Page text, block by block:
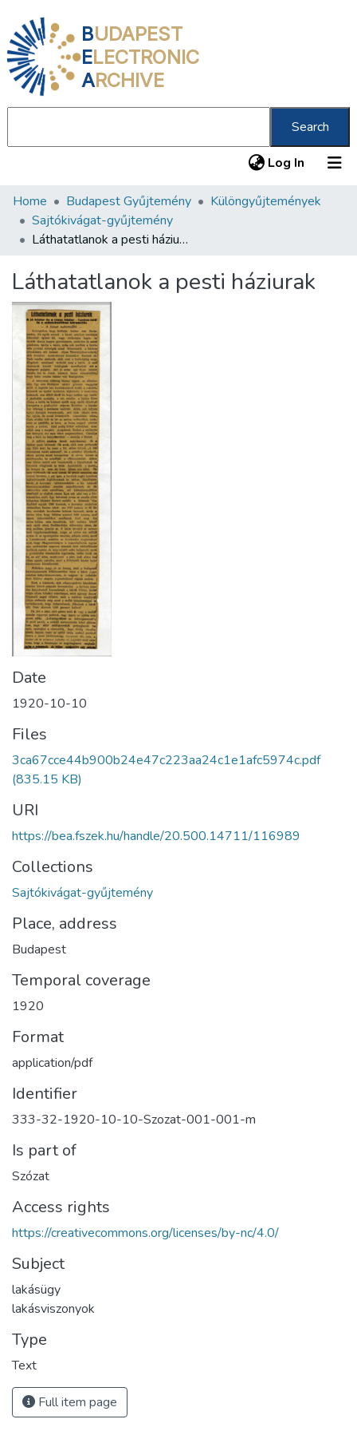
BUDAPEST
ELECTRONIC
ARCHIVE
Search
Log In (current)
Communities & Collections
All of DSpace
About us
Home Budapest Gyűjtemény
Különgyűjtemények
Sajtókivágat-gyűjtemény
Láthatatlanok a pesti háziurak
Láthatatlanok a pesti háziurak
Date
1920-10-10
Files
3ca67cce44b900b24e47c223aa24c1e1afc5974c.pdf
(835.15 KB)
URI
https://bea.fszek.hu/handle/20.500.14711/116989
Collections
Sajtókivágat-gyűjtemény
Place, address
Budapest
Temporal coverage
1920
Format
application/pdf
Identifier
333-32-1920-10-10-Szozat-001-001-m
Is part of
Szózat
Access rights
https://creativecommons.org/licenses/by-nc/4.0/
Subject
lakásügy
lakásviszonyok
Type
Text
Full item page